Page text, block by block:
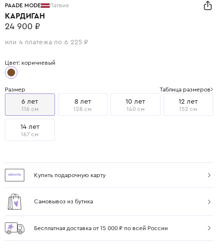
PAADE MODE Латвия
КАРДИГАН
24 900 ₽
или 4 платежа по 6 225 ₽
Цвет: коричневый
Размер Таблица размеров
6 лет
116 см
8 лет
128 см
10 лет
140 см
12 лет
152 см
14 лет
167 см
Купить подарочную карту
Самовывоз из бутика
Бесплатная доставка от 15 000 ₽ по всей России